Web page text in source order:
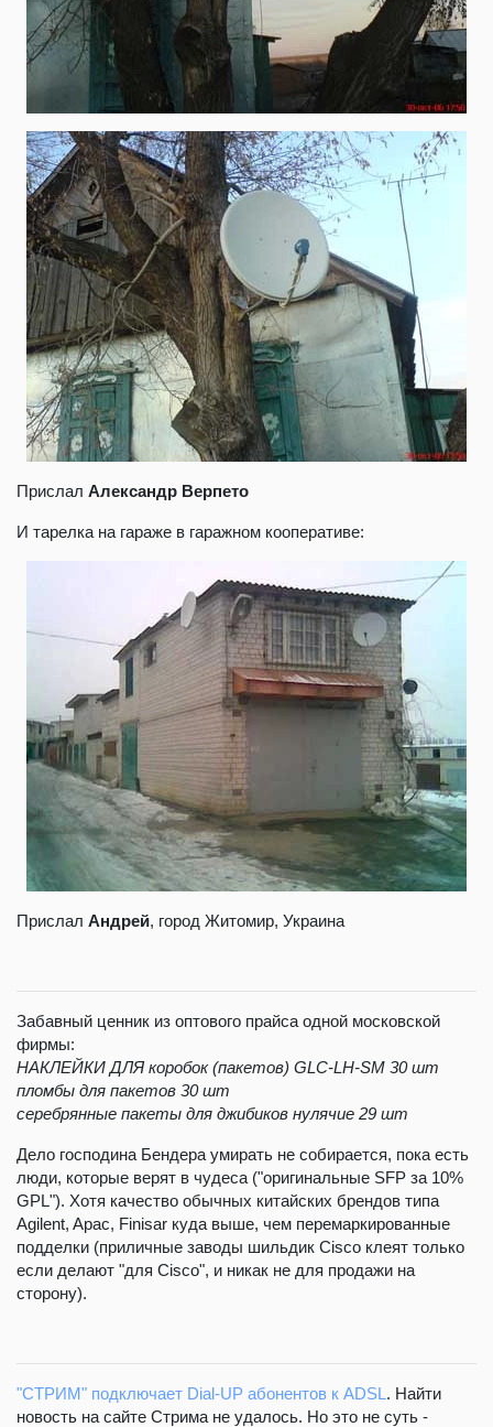
Прислал Александр Верпето
И тарелка на гараже в гаражном кооперативе:
Прислал Андрей, город Житомир, Украина
Забавный ценник из оптового прайса одной московской
фирмы:
НАКЛЕЙКИ ДЛЯ коробок (пакетов) GLC-LH-SM 30 шт
пломбы для пакетов 30 шт
серебрянные пакеты для джибиков нулячие 29 шт
Дело господина Бендера умирать не собирается, пока есть
люди, которые верят в чудеса ("оригинальные SFP за 10%
GPL"). Хотя качество обычных китайских брендов типа
Agilent, Apac, Finisar куда выше, чем перемаркированные
подделки (приличные заводы шильдик Cisco клеят только
если делают "для Cisco", и никак не для продажи на
сторону).
"СТРИМ" подключает Dial-UP абонентов к ADSL . Найти
новость на сайте Стрима не удалось. Но это не суть -